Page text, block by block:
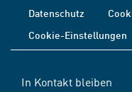
Datenschutz
Cookie-Einstellungen
In Kontakt bleiben